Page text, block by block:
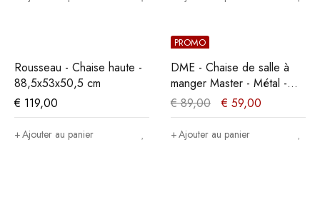
Rousseau - Chaise haute -
88,5x53x50,5 cm
€ 119,00
Ajouter au panier
PROMO
DME - Chaise de salle à
manger Master - Métal -
Noir - 35x86x36cm
€89,00 € 59,00
Ajouter au panier